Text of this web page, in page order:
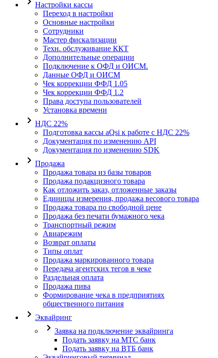
Настройки кассы
Переход в настройки
Основные настройки
Сотрудники
Мастер фискализации
Техн. обслуживание ККТ
Дополнительные операции
Подключение к ОФД и ОИСМ.
Данные ОФД и ОИСМ
Чек коррекции ФФД 1.05
Чек коррекции ФФД 1.2
Права доступа пользователей
Установка времени
НДС 22%
Подготовка кассы aQsi к работе с НДС 22%
Документация по изменению API
Документация по изменению SDK
Продажа
Продажа товара из базы товаров
Продажа подакцизного товара
Как отложить заказ, отложенные заказы
Единицы измерения, продажа весового товара
Продажа товара по свободной цене
Продажа без печати бумажного чека
Транспортный режим
Авиарежим
Возврат оплаты
Типы оплат
Продажа маркированного товара
Передача агентских тегов в чеке
Раздельная оплата
Продажа пива
Формирование чека в предприятиях
общественного питания
Эквайринг
Заявка на подключение эквайринга
Подать заявку на МТС банк
Подать заявку на ВТБ банк